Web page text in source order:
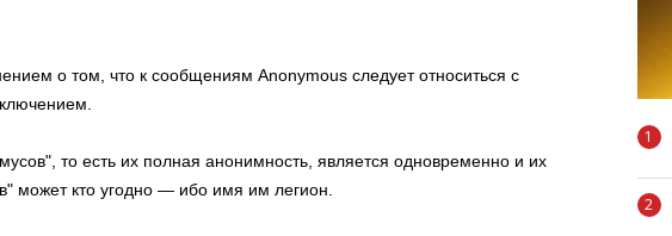
о том, что к сообщениям Anonymous следует относиться с
то есть их полная анонимность, является одновременно и их
может кто угодно — ибо имя им легион.